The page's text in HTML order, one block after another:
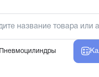
Пневмоцилиндры